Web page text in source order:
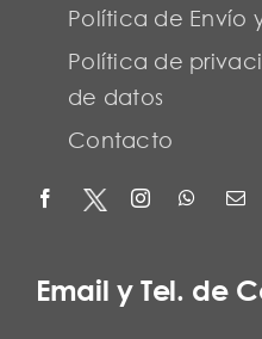
Política de Envío
Política de
de datos
Contacto
Email y Tel. de